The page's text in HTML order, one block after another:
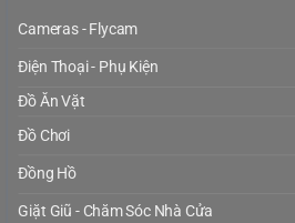
Cameras - Flycam
Điện Thoại - Phụ Kiện
Đồ Ăn Vặt
Đồ Chơi
Đồng Hồ
Giặt Giũ - Chăm Sóc Nhà Cửa